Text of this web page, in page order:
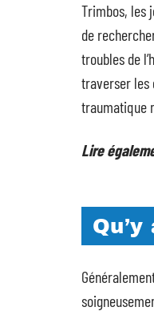
Trimbos, les
de
troubles de
traverser les
traumatique
Lire